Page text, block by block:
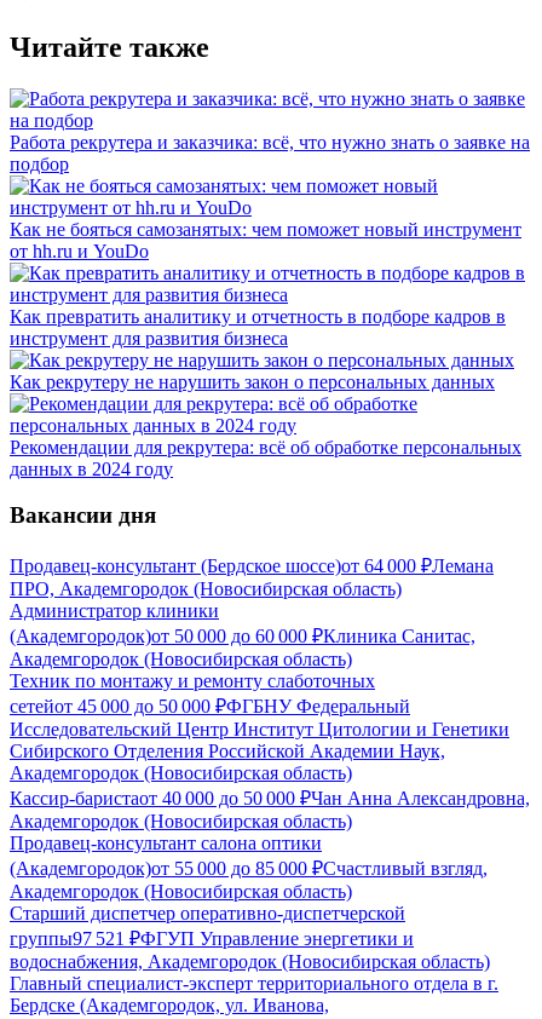
Читайте также
Работа рекрутера и заказчика: всё, что нужно знать о заявке на
подбор
Как не бояться самозанятых: чем поможет новый инструмент
от hh.ru и YouDo
Как превратить аналитику и отчетность в подборе кадров в
инструмент для развития бизнеса
Как рекрутеру не нарушить закон о персональных данных
Рекомендации для рекрутера: всё об обработке персональных
данных в 2024 году
Вакансии дня
Продавец-консультант (Бердское шоссе)от 64 000 ₽Лемана
ПРО, Академгородок (Новосибирская область)
Администратор клиники
(Академгородок)от 50 000 до 60 000 ₽Клиника Санитас,
Академгородок (Новосибирская область)
Техник по монтажу и ремонту слаботочных
сетейот 45 000 до 50 000 ₽ФГБНУ Федеральный
Исследовательский Центр Институт Цитологии и Генетики
Сибирского Отделения Российской Академии Наук,
Академгородок (Новосибирская область)
Кассир-баристаот 40 000 до 50 000 ₽Чан Анна Александровна,
Академгородок (Новосибирская область)
Продавец-консультант салона оптики
(Академгородок)от 55 000 до 85 000 ₽Счастливый взгляд,
Академгородок (Новосибирская область)
Старший диспетчер оперативно-диспетчерской
группы97 521 ₽ФГУП Управление энергетики и
водоснабжения, Академгородок (Новосибирская область)
Главный специалист-эксперт территориального отдела в г.
Бердске (Академгородок, ул. Иванова,